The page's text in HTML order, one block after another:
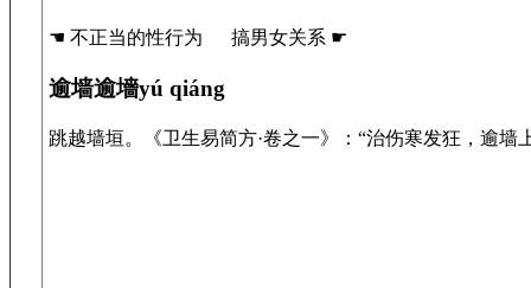
☚ 不正当的性行为 搞男女关系 ☛
逾墙逾墻yú qiáng
跳越墙垣。《卫生易简方·卷之一》：“治伤寒发狂，逾墙